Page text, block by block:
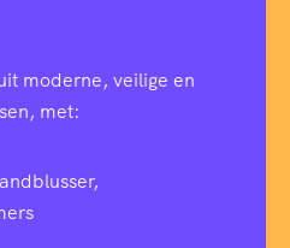
moderne, veilige en
met: